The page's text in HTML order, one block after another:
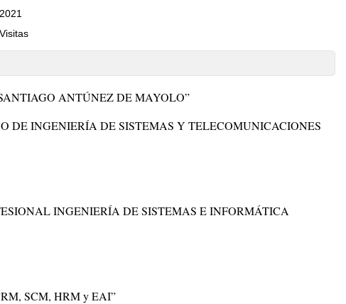
ANTÚNEZ DE MAYOLO”
DE INGENIERÍA DE SISTEMAS Y TELECOMUNICACIONES
INGENIERÍA DE SISTEMAS E INFORMÁTICA
SCM, HRM y EAI”